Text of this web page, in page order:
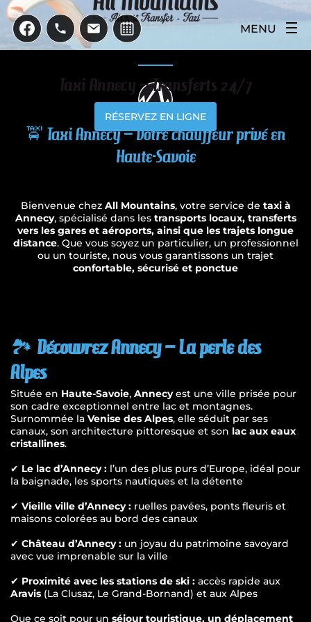
MENU
RETOUR
GENÈVE COINTRIN (GVA)
TURIN-CASELLE (TRN)
CHAMBÉRY SAVOIE (CMF)
BOURG SAINT MAURICE
ANNECY
LES ARCS
TIGNES
MÉRIBEL
VAL-THORENS
LA PLAGNE
PRALOGNAN-LA-VANOISE
PEISEY-VALLANDRY
SAINTE-FOY TARENTAISE
Taxi Annecy – Transferts 24/7
RÉSERVEZ EN LIGNE
 TaxiAnnecy–Votrechauffeurprivéen
Haute-Savoie
Bienvenue chez All Mountains, votre service de taxi à
Annecy, spécialisé dans les transports locaux, transferts
vers les gares et aéroports, ainsi que les trajets longue
distance. Que vous soyez un particulier, un professionnel
ou un touriste, nous vous garantissons un trajet
confortable, sécurisé et ponctue
🏞 Découvrez Annecy – La perle des
Alpes
Située en Haute-Savoie, Annecyest une ville prisée pour
son cadre exceptionnel entre lac et montagnes.
Surnommée la Venise des Alpes, elle séduit par ses
canaux, son architecture pittoresque et son lac aux eaux
cristallines.
✔ Le lac d’Annecy : l’un des plus purs d’Europe, idéal pour
la baignade, les sports nautiques et la détente
✔ Vieille ville d’Annecy : ruelles pavées, ponts fleuris et
maisons colorées au bord des canaux
✔ Château d’Annecy : un joyau du patrimoine savoyard
avec vue imprenable sur la ville
✔ Proximité avec les stations de ski : accès rapide aux
Aravis (La Clusaz, Le Grand-Bornand) et aux Alpes
Que ce soit pour un séjour touristique, un déplacement